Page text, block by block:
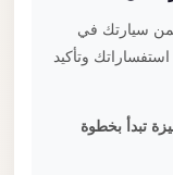
سيارتك في
وتأكيد
تبدأ بخطوة